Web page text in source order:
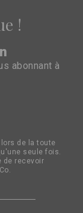
!
abonnant à
de la toute
seule fois.
de recevoir